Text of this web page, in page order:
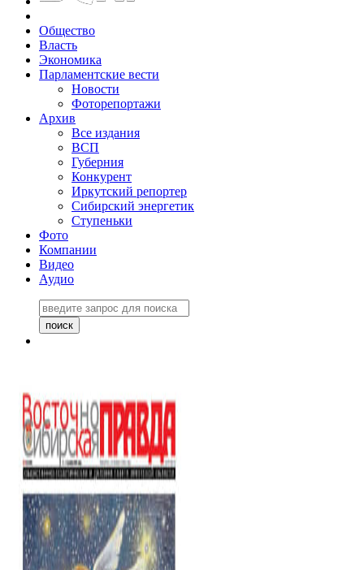
Общество
Власть
Экономика
Парламентские вести
Новости
Фоторепортажи
Архив
Все издания
ВСП
Губерния
Конкурент
Иркутский репортер
Сибирский энергетик
Ступеньки
Фото
Компании
Видео
Аудио